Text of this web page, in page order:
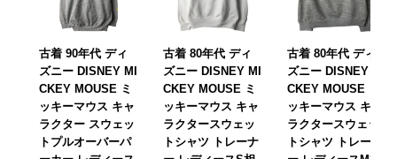
古着 90年代 ディ
ズニー DISNEY MI
CKEY MOUSE ミ
ッキーマウス キャ
ラクター スウェッ
トプルオーバーパ
古着 80年代 ディ
ズニー DISNEY MI
CKEY MOUSE ミ
ッキーマウス キャ
ラクタースウェッ
トシャツ トレーナ
古着 80年代 ディ
ズニー DISNEY MI
CKEY MOUSE ミ
ッキーマウス キャ
ラクタースウェッ
トシャツ トレーナ